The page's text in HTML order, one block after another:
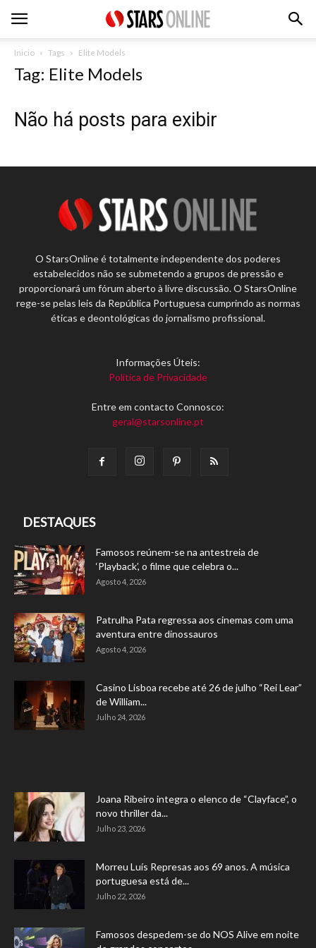
Inicio Tags Elite Models
Tag: Elite Models
Não há posts para exibir
O StarsOnline é totalmente independente dos poderes
estabelecidos não se submetendo a grupos de pressão e
proporcionará um fórum aberto à livre discussão. O StarsOnline
rege-se pelas leis da República Portuguesa cumprindo as normas
éticas e deontológicas do jornalismo profissional.
Informações Úteis:
Política de Privacidade
Entre em contacto Connosco:
geral@starsonline.pt
DESTAQUES
Famosos reúnem-se na antestreia de
‘Playback’, o filme que celebra o...
Agosto 4, 2026
Patrulha Pata regressa aos cinemas com uma
aventura entre dinossauros
Agosto 4, 2026
Casino Lisboa recebe até 26 de julho “Rei Lear”
de William...
Julho 24, 2026
Joana Ribeiro integra o elenco de “Clayface”, o
novo thriller da...
Julho 23, 2026
Morreu Luís Represas aos 69 anos. A música
portuguesa está de...
Julho 22, 2026
Famosos despedem-se do NOS Alive em noite